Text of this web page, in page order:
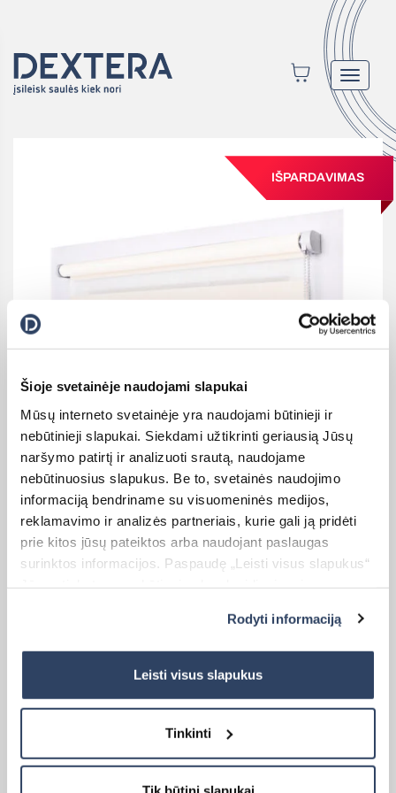
Šioje svetainėje naudojami slapukai
Mūsų interneto svetainėje yra naudojami būtinieji ir
nebūtinieji slapukai. Siekdami užtikrinti geriausią Jūsų
naršymo patirtį ir analizuoti srautą, naudojame
nebūtinuosius slapukus. Be to, svetainės naudojimo
informaciją bendriname su visuomeninės medijos,
reklamavimo ir analizės partneriais, kurie gali ją pridėti
prie kitos jūsų pateiktos arba naudojant paslaugas
surinktos informacijos. Paspaudę „Leisti visus slapukus“
paspauskite mygtuką „Rodyti informaciją“ šioje juostoje.
Daugiau informacijos rasite UAB „Dextera“ Slapukų
Rodyti informaciją
Leisti visus slapukus
Tinkinti
Toggle
IŠPARDAVIMAS
Kaina:55,00€
Original
price
was:
55,00 €.
19,99€
Current
price
is:
19,99 €.
Roletas I DIENA-NAKTIS
Plotis (W) – 140 cm